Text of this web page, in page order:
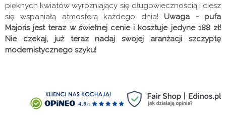
pięknych kwiatów wyróżniający się długowiecznością i ciesz
się wspaniałą atmosferą każdego dnia! Uwaga - pufa
Majoris jest teraz w świetnej cenie i kosztuje jedyne 188 zł!
Nie czekaj, już teraz nadaj swojej aranżacji szczyptę
modernistycznego szyku!